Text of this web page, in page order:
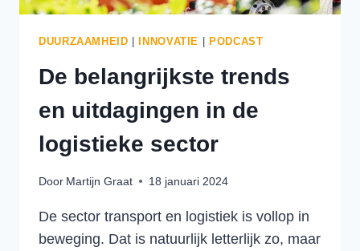
DUURZAAMHEID INNOVATIE PODCAST
De belangrijkste trends
en uitdagingen in de
logistieke sector
Door Martijn Graat 18 januari 2024
De sector transport en logistiek is vollop in
beweging. Dat is natuurlijk letterlijk zo, maar